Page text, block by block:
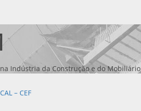
Indústria da Construção e do Mobiliário
– CEF